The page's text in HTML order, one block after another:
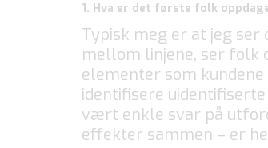
1. Hva er det første folk
Typisk meg er at jeg
mellom linjene, ser folk
elementer som
identifisere
vært enkle svar på
effekter sammen – er